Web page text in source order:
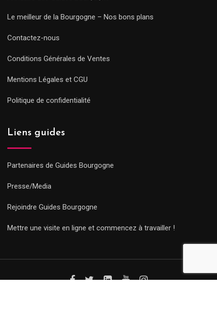
Le meilleur de la Bourgogne – Nos bons plans
Contactez-nous
Conditions Générales de Ventes
Mentions Légales et CGU
Politique de confidentialité
Liens guides
Partenaires de Guides Bourgogne
Presse/Media
Rejoindre Guides Bourgogne
Mettre une visite en ligne et commencez à travailler !